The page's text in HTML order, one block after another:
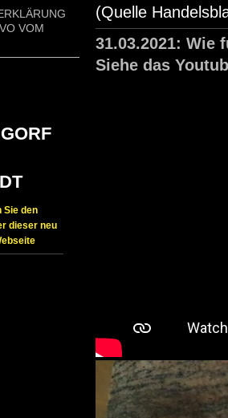
VOM
Sie den
dieser neu
(Quelle
31.03.2021: Wie
Siehe das